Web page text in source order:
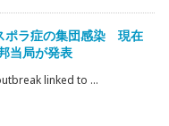
ポラ症の集団感染 現在
当局が発表
linked to ...